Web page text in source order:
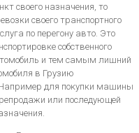
своего назначения, то
своего транспортного
по перегону авто. Это
собственного
и тем самым лишний
в Грузию
Например для покупки машины
или последующей